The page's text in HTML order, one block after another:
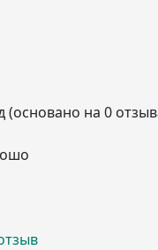
(основано на 0